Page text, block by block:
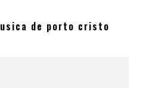
de porto cristo